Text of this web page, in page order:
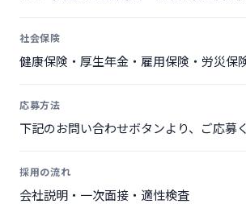
社会保険
健康保険・厚生年金・雇用保険・労災保
応募方法
下記のお問い合わせボタンより、ご応募
採用の流れ
会社説明・一次面接・適性検査